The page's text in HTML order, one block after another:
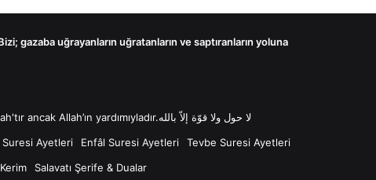
gazaba uğrayanların uğratanların ve saptıranların yoluna
لا حول ولا قوّة إلاّ بالله “Lâ havle ve lâ kuvvete illâ billâh Güç ve kuvvet her türlü değişim ve gücün kaynağı sadece Allah'tır ancak Allah’ın yardımıyladır.لا حول ولا قوّة إلاّ بالله
Suresi Ayetleri Enfâl Suresi Ayetleri
Tevbe Suresi Ayetleri
Salavatı Şerife & Dualar